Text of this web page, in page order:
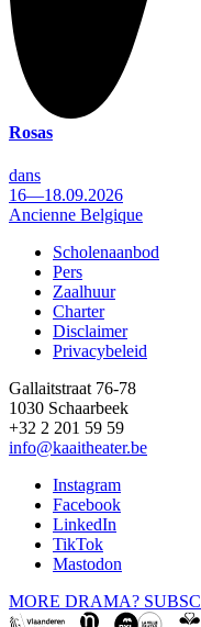
Rosas
dans
16—18.09.2026
Ancienne Belgique
Footer
Scholenaanbod
Pers
Zaalhuur
Charter
Disclaimer
Privacybeleid
Gallaitstraat 76-78
1030 Schaarbeek
+32 2 201 59 59
info@kaaitheater.be
Instagram
Facebook
LinkedIn
TikTok
Mastodon
MORE DRAMA?